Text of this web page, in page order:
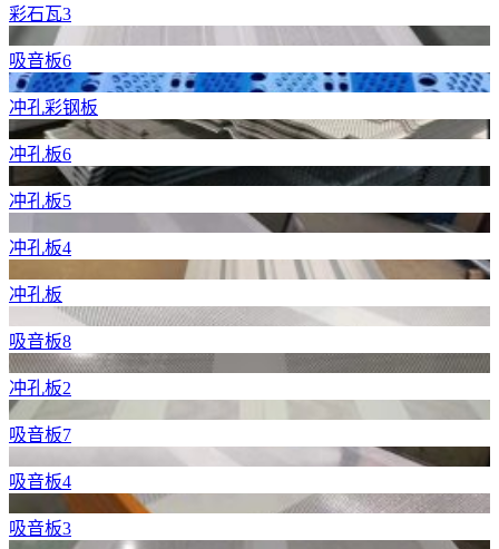
彩石瓦3
吸音板6
冲孔彩钢板
冲孔板6
冲孔板5
冲孔板4
冲孔板
吸音板8
冲孔板2
吸音板7
吸音板4
吸音板3